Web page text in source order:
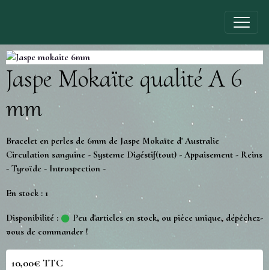
Jaspe Mokaïte qualité A 6
mm
Bracelet en perles de 6mm de Jaspe Mokaïte d' Australie
Circulation sanguine - Systeme Digéstif(tout) - Appaisement - Reins
- Tyroïde - Introspection -
En stock : 1
Disponibilité :
Peu d'articles en stock, ou pièce unique, dépêchez-
vous de commander !
10,00€ TTC